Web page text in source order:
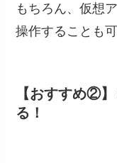
もちろん、仮想
操作することも
【おすすめ②
る！